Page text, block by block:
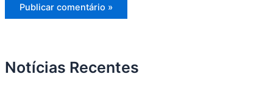
Notícias Recentes